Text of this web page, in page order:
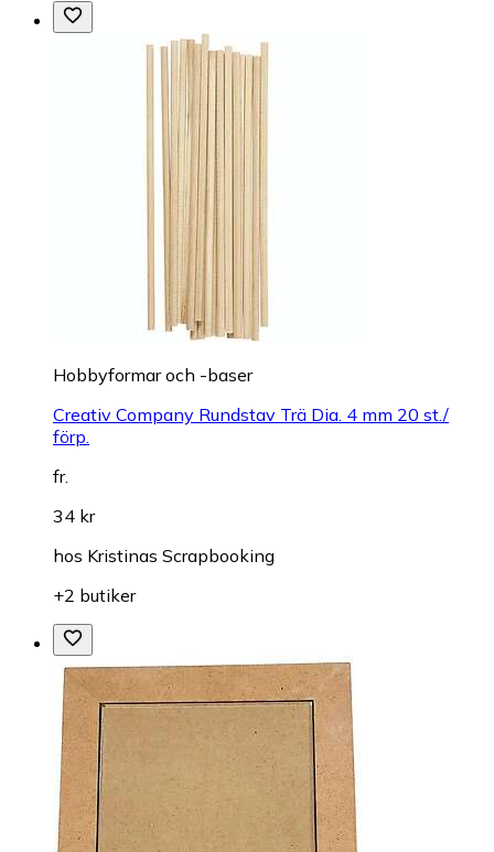
Hobbyformar och -baser
Creativ Company Rundstav Trä Dia. 4 mm 20 st./
förp.
fr.
34 kr
hos Kristinas Scrapbooking
+2 butiker